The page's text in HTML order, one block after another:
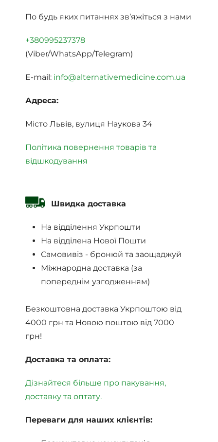
По будь яких питаннях зв’яжіться з нами
+380995237378
(Viber/WhatsApp/Telegram)
E-mail: info@alternativemedicine.com.ua
Адреса:
Місто Львів, вулиця Наукова 34
Політика повернення товарів та
відшкодування
Швидка доставка
На відділення Укрпошти
На відділена Нової Пошти
Самовивіз - бронюй та заощаджуй
Міжнародна доставка (за
попереднім узгодженням)
Безкоштовна доставка Укрпоштою від
4000 грн та Новою поштою від 7000
грн!
Доставка та оплата:
Дізнайтеся більше про пакування,
доставку та оптату.
Переваги для наших клієнтів: